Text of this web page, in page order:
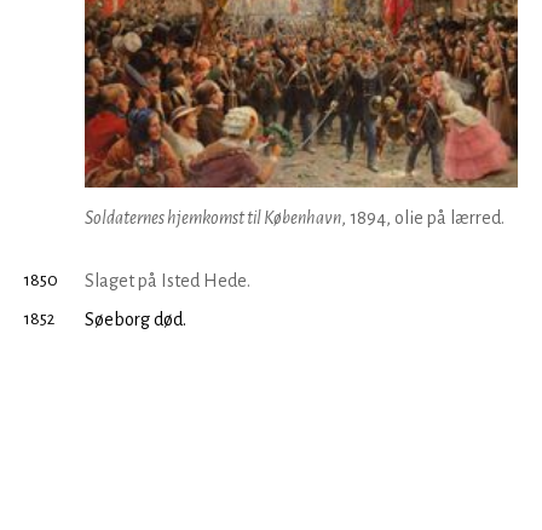
Soldaternes hjemkomst til København, 1894, olie på lærred.
1850 Slaget på Isted Hede.
1852 Søeborg død.